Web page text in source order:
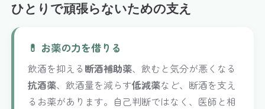
ひとりで頑張らないための支え
💊 お薬の力を借りる
飲酒を抑える 断酒補助薬、飲むと気分が悪くなる
抗酒薬、飲酒量を減らす低減薬など、断酒を支え
るお薬があります。自己判断ではなく、医師と相